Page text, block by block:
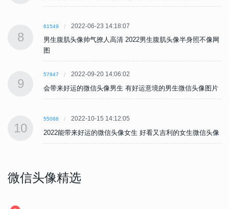
8
61549 2022-06-23 14:18:07
男生腹肌头像帅气撩人高清 2022男生腹肌头像半身照不像网
图
9
57847 2022-09-20 14:06:02
会带来好运的微信头像男生 有好运意境的男生微信头像图片
10
55068 2022-10-15 14:12:05
2022能带来好运的微信头像女生 好看又吉利的女生微信头像
微信头像精选